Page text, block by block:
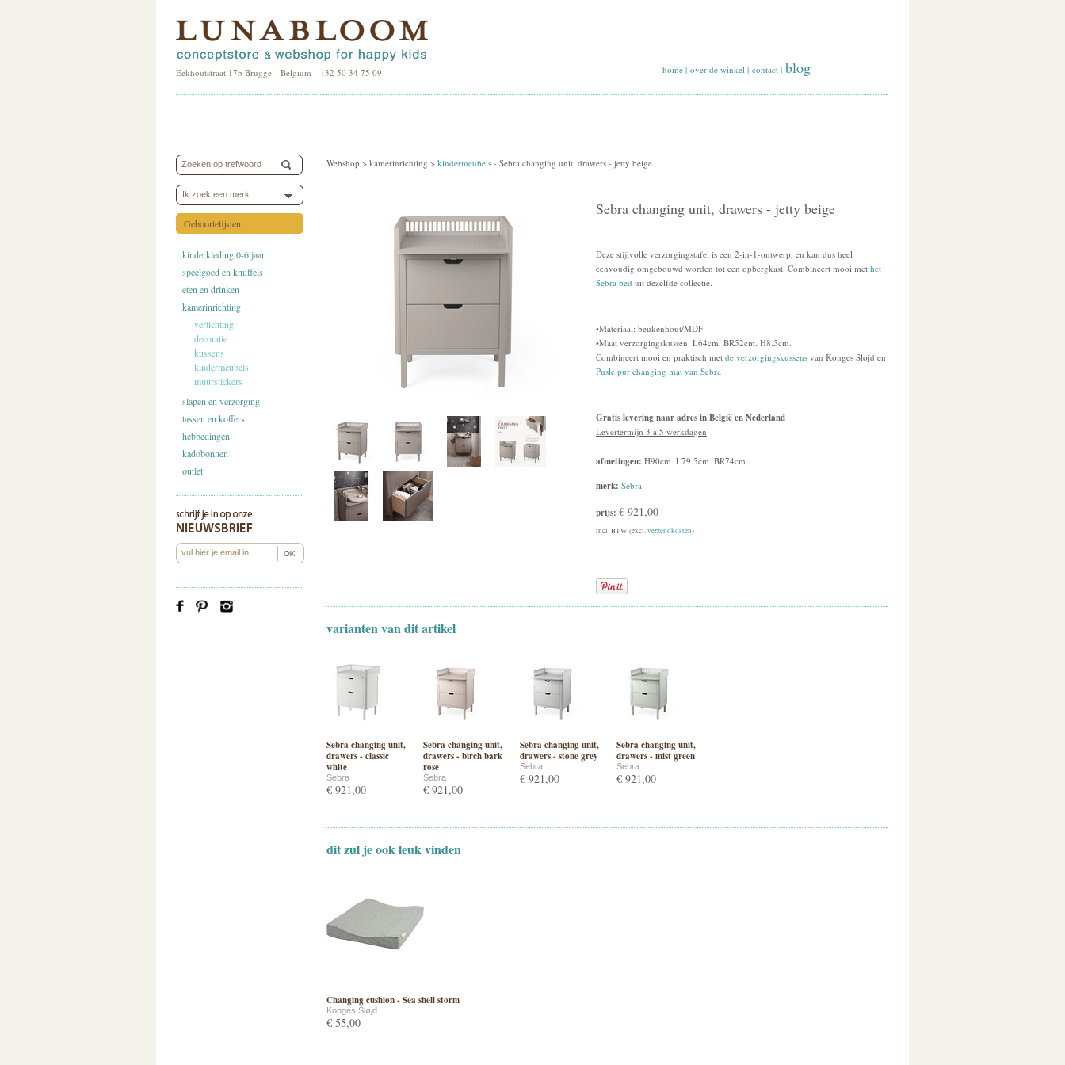
Eekhoutstraat 17b Brugge Belgium +32 50 34 75 09 home | over de winkel | contact | blog
Ik zoek een merk
Geboortelijsten
kinderkleding 0-6 jaar
speelgoed en knuffels
eten en drinken
kamerinrichting
verlichting
decoratie
kussens
kindermeubels
muurstickers
slapen en verzorging
tassen en koffers
hebbedingen
kadobonnen
outlet
Webshop > kamerinrichting > kindermeubels - Sebra changing unit, drawers - jetty beige
Sebra changing unit, drawers - jetty beige
Deze stijlvolle verzorgingstafel is een 2-in-1-ontwerp, en kan dus heel
eenvoudig omgebouwd worden tot een opbergkast. Combineert mooi met het
Sebra bed uit dezelfde collectie.
•Materiaal: beukenhout/MDF
•Maat verzorgingskussen: L64cm. BR52cm. H8.5cm.
Combineert mooi en praktisch met de verzorgingskussens van Konges Slojd en
Pusle pur changing mat van Sebra
Gratis levering naar adres in België en Nederland
Levertermijn 3 à 5 werkdagen
afmetingen: H90cm. L79.5cm. BR74cm.
merk: Sebra
prijs: € 921,00
incl. BTW (excl.verzendkosten)
varianten van dit artikel
Sebra changing unit,
drawers - classic
white
Sebra
€ 921,00
Sebra changing unit,
drawers - birch bark
rose
Sebra
€ 921,00
Sebra changing unit,
drawers - stone grey
Sebra
€ 921,00
Sebra changing unit,
drawers - mist green
Sebra
€ 921,00
dit zul je ook leuk vinden
Changing cushion - Sea shell storm
Konges Sløjd
€ 55,00